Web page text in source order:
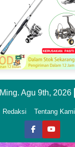
Ming. Agu 9th, 2026
Redaksi Tentang Kami